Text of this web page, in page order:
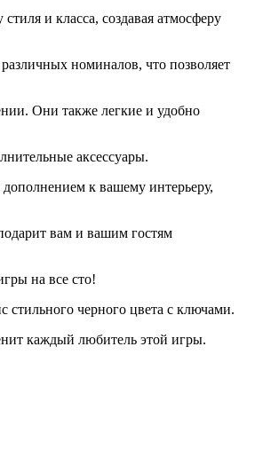
и класса, создавая атмосферу
номиналов, что позволяет
Они также легкие и удобно
аксессуары.
к вашему интерьеру,
вам и вашим гостям
на все сто!
черного цвета с ключами.
каждый любитель этой игры.